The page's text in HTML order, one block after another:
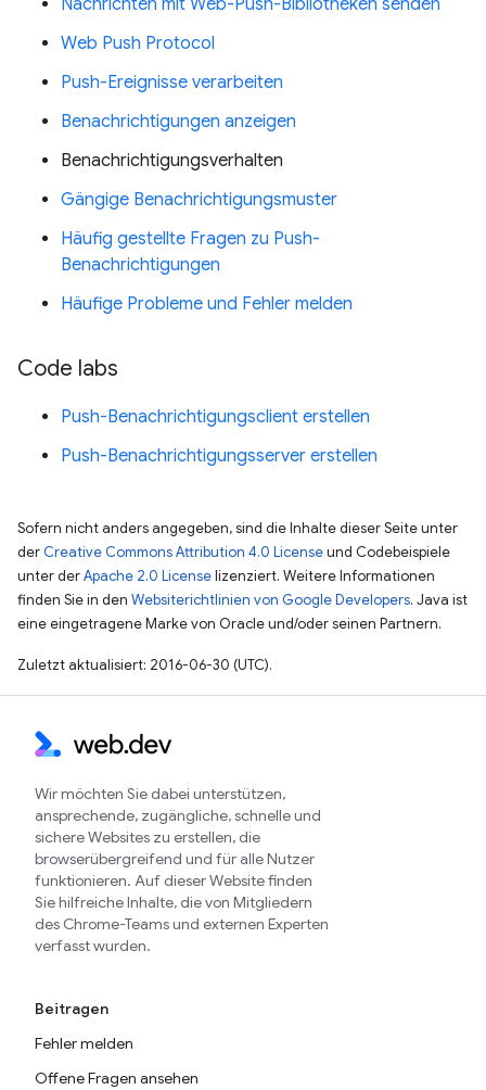
Web Push Protocol
Push-Ereignisse verarbeiten
Benachrichtigungen anzeigen
Benachrichtigungsverhalten
Gängige Benachrichtigungsmuster
Häufig gestellte Fragen zu Push-
Benachrichtigungen
Häufige Probleme und Fehler melden
Code labs
Push-Benachrichtigungsclient erstellen
Push-Benachrichtigungsserver erstellen
Sofern nicht anders angegeben, sind die Inhalte dieser Seite unter
der Creative Commons Attribution 4.0 Licenseund Codebeispiele
unter derApache 2.0 Licenselizenziert. Weitere Informationen
finden Sie in den Websiterichtlinien von Google Developers. Java ist
eine eingetragene Marke von Oracle und/oder seinen Partnern.
Zuletzt aktualisiert: 2016-06-30 (UTC).
Wir möchten Sie dabei unterstützen,
ansprechende, zugängliche, schnelle und
sichere Websites zu erstellen, die
browserübergreifend und für alle Nutzer
funktionieren. Auf dieser Website finden
Sie hilfreiche Inhalte, die von Mitgliedern
des Chrome-Teams und externen Experten
verfasst wurden.
Beitragen
Fehler melden
Offene Fragen ansehen